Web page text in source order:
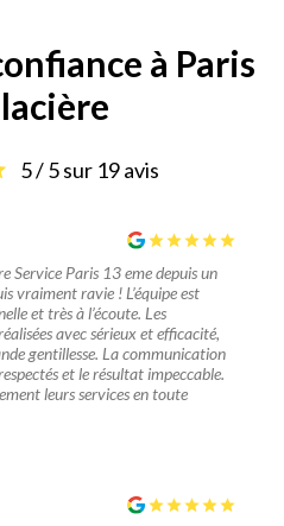
à Paris
5 / 5 sur 19 avis
Service Paris 13 eme depuis un
vraiment ravie ! L’équipe est
et très à l’écoute. Les
avec sérieux et efficacité,
gentillesse. La communication
et le résultat impeccable.
leurs services en toute